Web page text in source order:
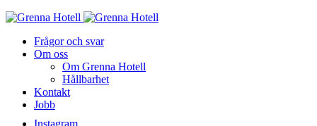
Frågor och svar
Om oss
Om Grenna Hotell
Hållbarhet
Kontakt
Jobb
Instagram